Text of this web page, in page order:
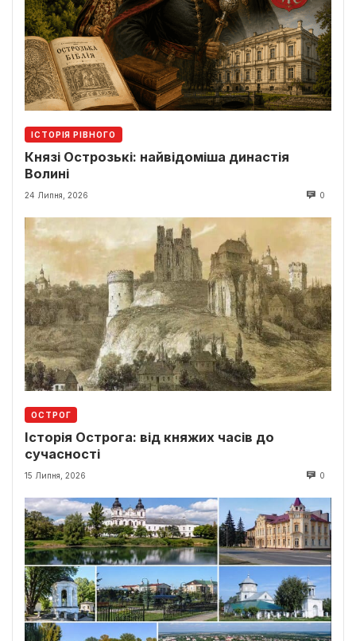
ІСТОРІЯ РІВНОГО
Князі Острозькі: найвідоміша династія
Волині
24 Липня, 2026 0
ОСТРОГ
Історія Острога: від княжих часів до
сучасності
15 Липня, 2026 0